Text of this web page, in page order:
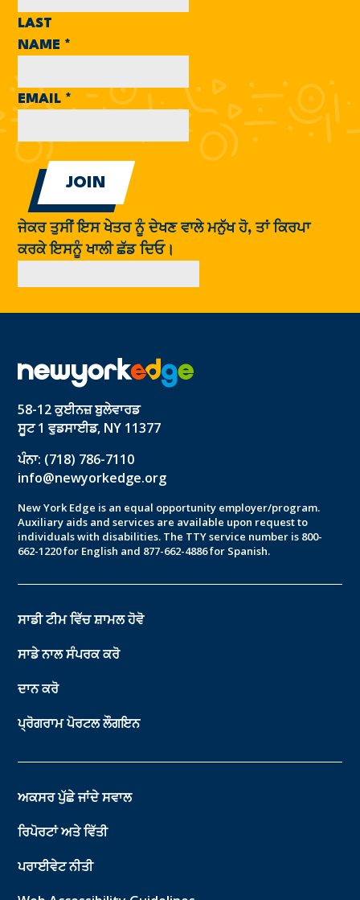
LAST
NAME *
EMAIL *
ਜੇਕਰ ਤੁਸੀਂ ਇਸ ਖੇਤਰ ਨੂੰ ਦੇਖਣ ਵਾਲੇ ਮਨੁੱਖ ਹੋ, ਤਾਂ ਕਿਰਪਾ
ਕਰਕੇ ਇਸਨੂੰ ਖਾਲੀ ਛੱਡ ਦਿਓ।
58-12 ਕੁਈਨਜ਼ ਬੁਲੇਵਾਰਡ
ਸੂਟ 1 ਵੁਡਸਾਈਡ, NY 11377
ਪੰਨਾ: (718) 786-7110
info@newyorkedge.org
New York Edge is an equal opportunity employer/program.
Auxiliary aids and services are available upon request to
individuals with disabilities. The TTY service number is 800-
662-1220 for English and 877-662-4886 for Spanish.
ਸਾਡੀ ਟੀਮ ਵਿੱਚ ਸ਼ਾਮਲ ਹੋਵੋ
ਸਾਡੇ ਨਾਲ ਸੰਪਰਕ ਕਰੋ
ਦਾਨ ਕਰੋ
ਪ੍ਰੋਗਰਾਮ ਪੋਰਟਲ ਲੌਗਇਨ
ਅਕਸਰ ਪੁੱਛੇ ਜਾਂਦੇ ਸਵਾਲ
ਰਿਪੋਰਟਾਂ ਅਤੇ ਵਿੱਤੀ
ਪਰਾਈਵੇਟ ਨੀਤੀ